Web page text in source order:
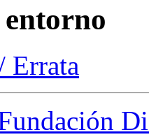
entorno
Errata